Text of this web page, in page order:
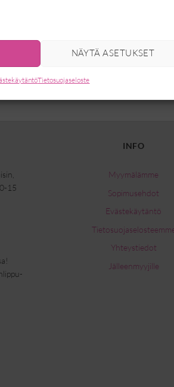
NÄYTÄ ASETUKSET
Tietosuojaseloste
15
INFO
Myymälämme
Sopimusehdot
Evästekäytäntö
Yhteystiedot
Jälleenmyyjille